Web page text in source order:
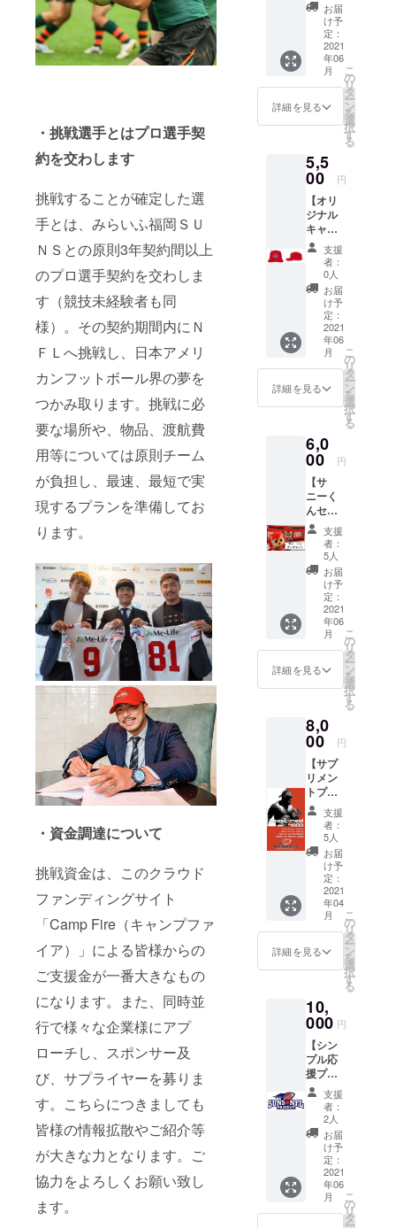
・挑戦選手とはプロ選手契
約を交わします
挑戦することが確定した選
手とは、みらいふ福岡ＳＵ
ＮＳとの原則3年契約間以上
のプロ選手契約を交わしま
す（競技未経験者も同
様）。その契約期間内にＮ
ＦＬへ挑戦し、日本アメリ
カンフットボール界の夢を
つかみ取ります。挑戦に必
要な場所や、物品、渡航費
用等については原則チーム
が負担し、最速、最短で実
現するプランを準備してお
ります。
・資金調達について
挑戦資金は、このクラウド
ファンディングサイト
「Camp Fire（キャンプファ
イア）」による皆様からの
ご支援金が一番大きなもの
になります。また、同時並
行で様々な企業様にアプ
ローチし、スポンサー及
び、サプライヤーを募りま
す。こちらにつきましても
皆様の情報拡散やご紹介等
が大きな力となります。ご
協力をよろしくお願い致し
ます。
メール
にてお
送りい
たしま
す。）
・挑戦
選手決
定後、
本人か
らお礼
のメッ
セージ
ビデオ
ます。
（メッ
ビデオ
はご支
援者の
み限定
公開の
URLを
メール
にてお
送りい
たしま
す。）
PROJE
CT」ロ
ゴ入り
タオル
・チー
ムから
のお礼
のメー
ル ・挑
後、本
人から
お礼の
メッ
セージ
ビデオ
をお送
りさせ
て頂き
ます。
お届
け予
定：
2021
年06
月
詳細を見る
こ
の
リ
タ
ー
ン
を
選
択
す
る
5,5
00 円
【オリ
ジナル
キャッ
プ】 ・
「SUN
S NFL
PROJE
CT」ロ
ゴ入り
キャッ
プ（フ
リーサ
イズ）
・チー
ムから
ル ・挑
戦選手
決定
後、本
人から
お礼の
メッ
セージ
ビデオ
をお送
りさせ
て頂き
ます。
（メッ
セージ
ビデオ
はご支
URLを
メール
送りい
たしま
す。）
支援
者：
0人
お届
け予
定：
2021
年06
月
詳細を見る
こ
の
リ
タ
ー
ン
を
選
択
す
る
6,0
00 円
【サ
ニーく
んセッ
ト】 ・
2020年
11月に
発売し
た「サ
ニーく
んぬい
ぐる
み」
（販売
価格
3000
23㎝）
・2021
年シー
ズン発
売予定
の新
グッズ
「サ
ニーく
んタオ
ル」
（販売
価格
3000
円）
（サイ
ズW850
チーム
からの
メール
・挑戦
選手決
定後、
本人か
らお礼
のメッ
セージ
ビデオ
をお送
りさせ
て頂き
ます。
支援
者：
5人
お届
け予
定：
2021
年06
月
詳細を見る
こ
の
リ
タ
ー
ン
を
選
択
す
る
8,0
00 円
【サプ
リメン
トプラ
ン】 ・
みらい
ふ福岡
SUNS
が開発
したサ
プリメ
ント
ビース
トミー
ル1袋
（定価
チーム
からの
お礼の
メール
・挑戦
選手決
定後、
本人か
らお礼
のメッ
セージ
ビデオ
をお送
りさせ
て頂き
ます
支援
者：
5人
お届
け予
定：
2021
年04
月
詳細を見る
こ
の
リ
タ
ー
ン
を
選
択
す
る
10,
000 円
【シン
プル応
援プラ
ン②】
・チー
ムから
のお礼
のメー
ル ・挑
戦選手
決定
後、本
人から
支援
者：
2人
お届
け予
定：
2021
年06
月
こ
の
リ
タ